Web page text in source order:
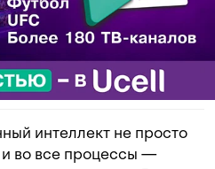
интеллект не просто
и во все процессы —